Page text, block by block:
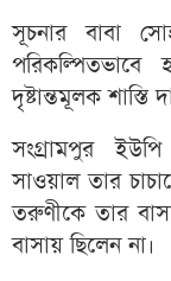
সূচনার বাবা
দৃষ্টান্তমূলক শাস্তি
সংগ্রামপুর
সাওয়াল তার
তরুণীকে তার
বাসায় ছিলেন না।